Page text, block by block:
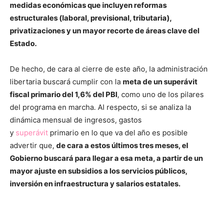
medidas económicas que incluyen reformas
estructurales (laboral, previsional, tributaria),
privatizaciones y un mayor recorte de áreas clave del
Estado.
De hecho, de cara al cierre de este año, la administración
libertaria buscará cumplir con la meta de un superávit
fiscal primario del 1,6% del PBI, como uno de los pilares
del programa en marcha. Al respecto, si se analiza la
dinámica mensual de ingresos, gastos
y superávit primario en lo que va del año es posible
advertir que, de cara a estos últimos tres meses, el
Gobierno buscará para llegar a esa meta, a partir de un
mayor ajuste en subsidios a los servicios públicos,
inversión en infraestructura y salarios estatales.